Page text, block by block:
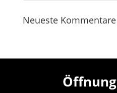
Neueste Kommentare